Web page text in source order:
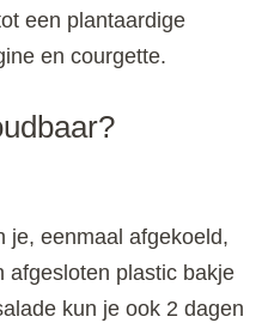
een plantaardige
en courgette.
je, eenmaal afgekoeld,
afgesloten plastic bakje
kun je ook 2 dagen